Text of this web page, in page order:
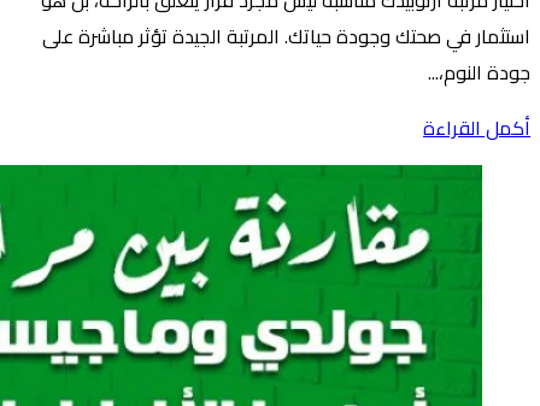
استثمار في صحتك وجودة حياتك. المرتبة الجيدة تؤثر مباشرة على
جودة النوم،...
أكمل القراءة